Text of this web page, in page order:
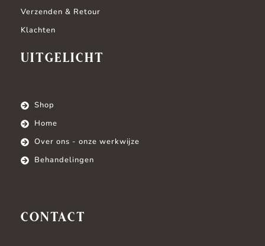
Verzenden & Retour
Klachten
UITGELICHT
Shop
Home
Over ons - onze werkwijze
Behandelingen
CONTACT